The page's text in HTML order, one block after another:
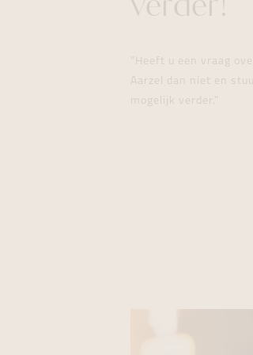
verder!
"Heeft u een vraag
Aarzel dan niet en
mogelijk verder."